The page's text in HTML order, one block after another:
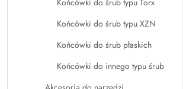
Końcówki do śrub typu Torx
Końcówki do śrub typu XZN
Końcówki do śrub płaskich
Końcówki do innego typu śrub